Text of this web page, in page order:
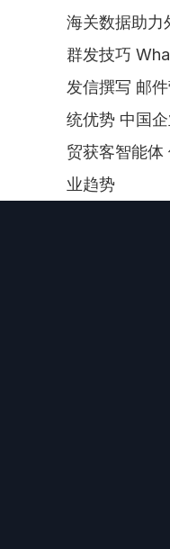
海关数据助力
群发技巧
发信撰写 邮
统优势 中国
贸获客智能体
业趋势